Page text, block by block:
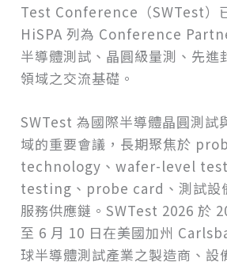
Test Conference（SWTest）
HiSPA 列為 Conference
半導體測試、晶圓級量測、先進
領域之交流基礎。
SWTest 為國際半導體晶圓測試
域的重要會議，長期聚焦於
technology、wafer-level
testing、probe card、測試設
服務供應鏈。SWTest 2026 於
至 6 月 10 日在美國加州
球半導體測試產業之製造商、設